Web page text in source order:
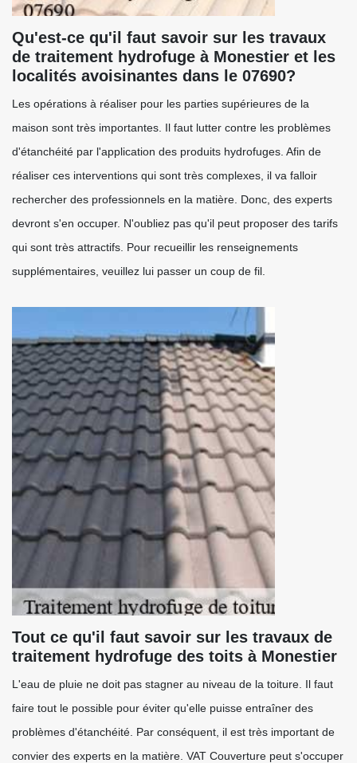
Qu'est-ce qu'il faut savoir sur les travaux
de traitement hydrofuge à Monestier et les
localités avoisinantes dans le 07690?
Les opérations à réaliser pour les parties supérieures de la
maison sont très importantes. Il faut lutter contre les problèmes
d'étanchéité par l'application des produits hydrofuges. Afin de
réaliser ces interventions qui sont très complexes, il va falloir
rechercher des professionnels en la matière. Donc, des experts
devront s'en occuper. N'oubliez pas qu'il peut proposer des tarifs
qui sont très attractifs. Pour recueillir les renseignements
supplémentaires, veuillez lui passer un coup de fil.
Tout ce qu'il faut savoir sur les travaux de
traitement hydrofuge des toits à Monestier
L'eau de pluie ne doit pas stagner au niveau de la toiture. Il faut
faire tout le possible pour éviter qu'elle puisse entraîner des
problèmes d'étanchéité. Par conséquent, il est très important de
convier des experts en la matière. VAT Couverture peut s'occuper